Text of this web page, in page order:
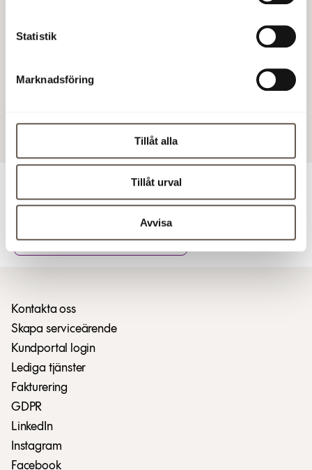
Statistik
Marknadsföring
Tillåt alla
Tillåt urval
Avvisa
värdepappersmarknaden och/eller lag om handel med
offentliggörande kl 11.10 den 15 maj 2008.
För ytterligare information
Kontakta oss
Skapa serviceärende
Kundportal login
Lediga tjänster
Fakturering
GDPR
LinkedIn
Instagram
Facebook